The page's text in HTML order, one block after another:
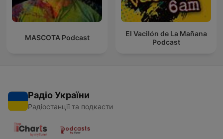
MASCOTA Podcast
El Vacilón de La Mañana
Podcast
Радіо України
Радіостанції та подкасти